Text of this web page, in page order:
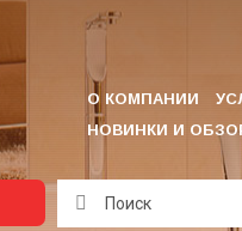
О КОМПАНИИ
НОВИНКИ И